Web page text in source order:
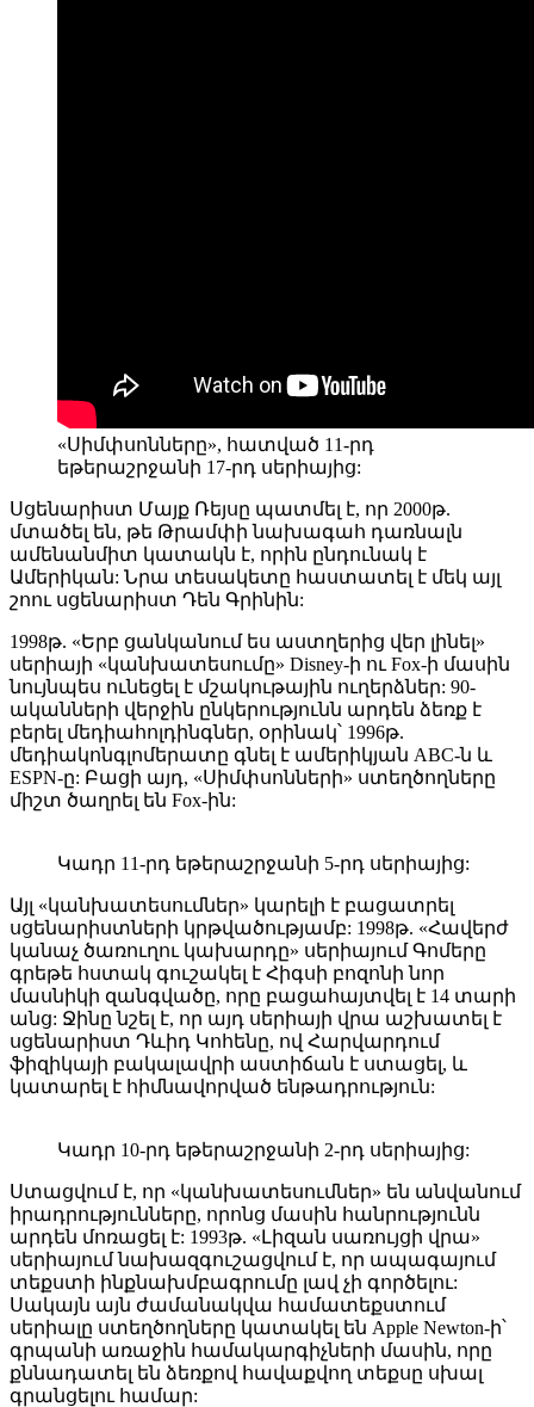
«Սիմփսոնները», հատված 11-րդ
եթերաշրջանի 17-րդ սերիայից:
Սցենարիստ Մայք Ռեյսը պատմել է, որ 2000թ.
մտածել են, թե Թրամփի նախագահ դառնալն
ամենանմիտ կատակն է, որին ընդունակ է
Ամերիկան: Նրա տեսակետը հաստատել է մեկ այլ
շոու սցենարիստ Դեն Գրինին:
1998թ. «Երբ ցանկանում ես աստղերից վեր լինել»
սերիայի «կանխատեսումը» Disney-ի ու Fox-ի մասին
նույնպես ունեցել է մշակութային ուղերձներ: 90-
ականների վերջին ընկերությունն արդեն ձեռք է
բերել մեդիահոլդինգներ, օրինակ՝ 1996թ.
մեդիակոնգլոմերատը գնել է ամերիկյան ABC-ն և
ESPN-ը: Բացի այդ, «Սիմփսոնների» ստեղծողները
միշտ ծաղրել են Fox-ին:
Կադր 11-րդ եթերաշրջանի 5-րդ սերիայից:
Այլ «կանխատեսումներ» կարելի է բացատրել
սցենարիստների կրթվածությամբ: 1998թ. «Հավերժ
կանաչ ծառուղու կախարդը» սերիայում Գոմերը
գրեթե հստակ գուշակել է Հիգսի բոզոնի նոր
մասնիկի զանգվածը, որը բացահայտվել է 14 տարի
անց: Ջինը նշել է, որ այդ սերիայի վրա աշխատել է
սցենարիստ Դևիդ Կոհենը, ով Հարվարդում
ֆիզիկայի բակալավրի աստիճան է ստացել, և
կատարել է հիմնավորված ենթադրություն:
Կադր 10-րդ եթերաշրջանի 2-րդ սերիայից:
Ստացվում է, որ «կանխատեսումներ» են անվանում
իրադրությունները, որոնց մասին հանրությունն
արդեն մոռացել է: 1993թ. «Լիզան սառույցի վրա»
սերիայում նախազգուշացվում է, որ ապագայում
տեքստի ինքնախմբագրումը լավ չի գործելու:
Սակայն այն ժամանակվա համատեքստում
սերիալը ստեղծողները կատակել են Apple Newton-ի՝
գրպանի առաջին համակարգիչների մասին, որը
քննադատել են ձեռքով հավաքվող տեքսը սխալ
գրանցելու համար: